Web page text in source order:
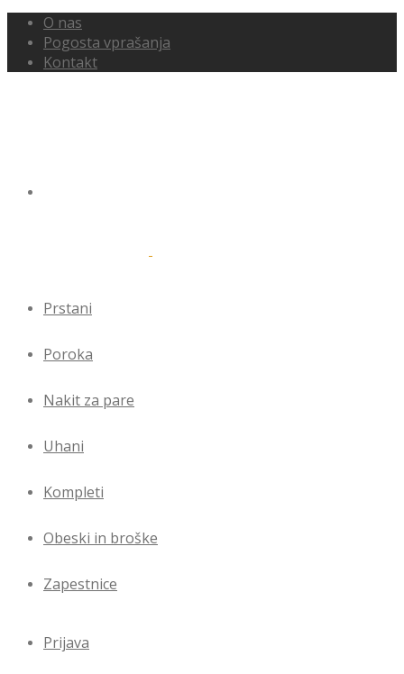
O nas
Pogosta vprašanja
Kontakt
Prstani
Poroka
Nakit za pare
Uhani
Kompleti
Obeski in broške
Zapestnice
Prijava